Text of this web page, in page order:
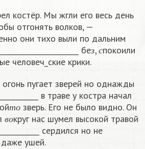
костёр. Мы жгли его весь день
отгонять волков, —
именно они тихо выли по дальним
без с
з,спокоили
человеч_ские крики.
огонь пугает зверей но однажды
в траве у костра начал
т о
то зверь. Его не было видно. Он
в о
вокруг нас шумел высокой травой
сердился но не
даже ушей.